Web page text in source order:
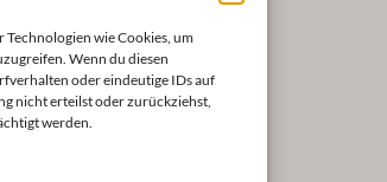
wie Cookies, um
Wenn du diesen
oder eindeutige IDs auf
nicht erteilst oder zurückziehst,
werden.